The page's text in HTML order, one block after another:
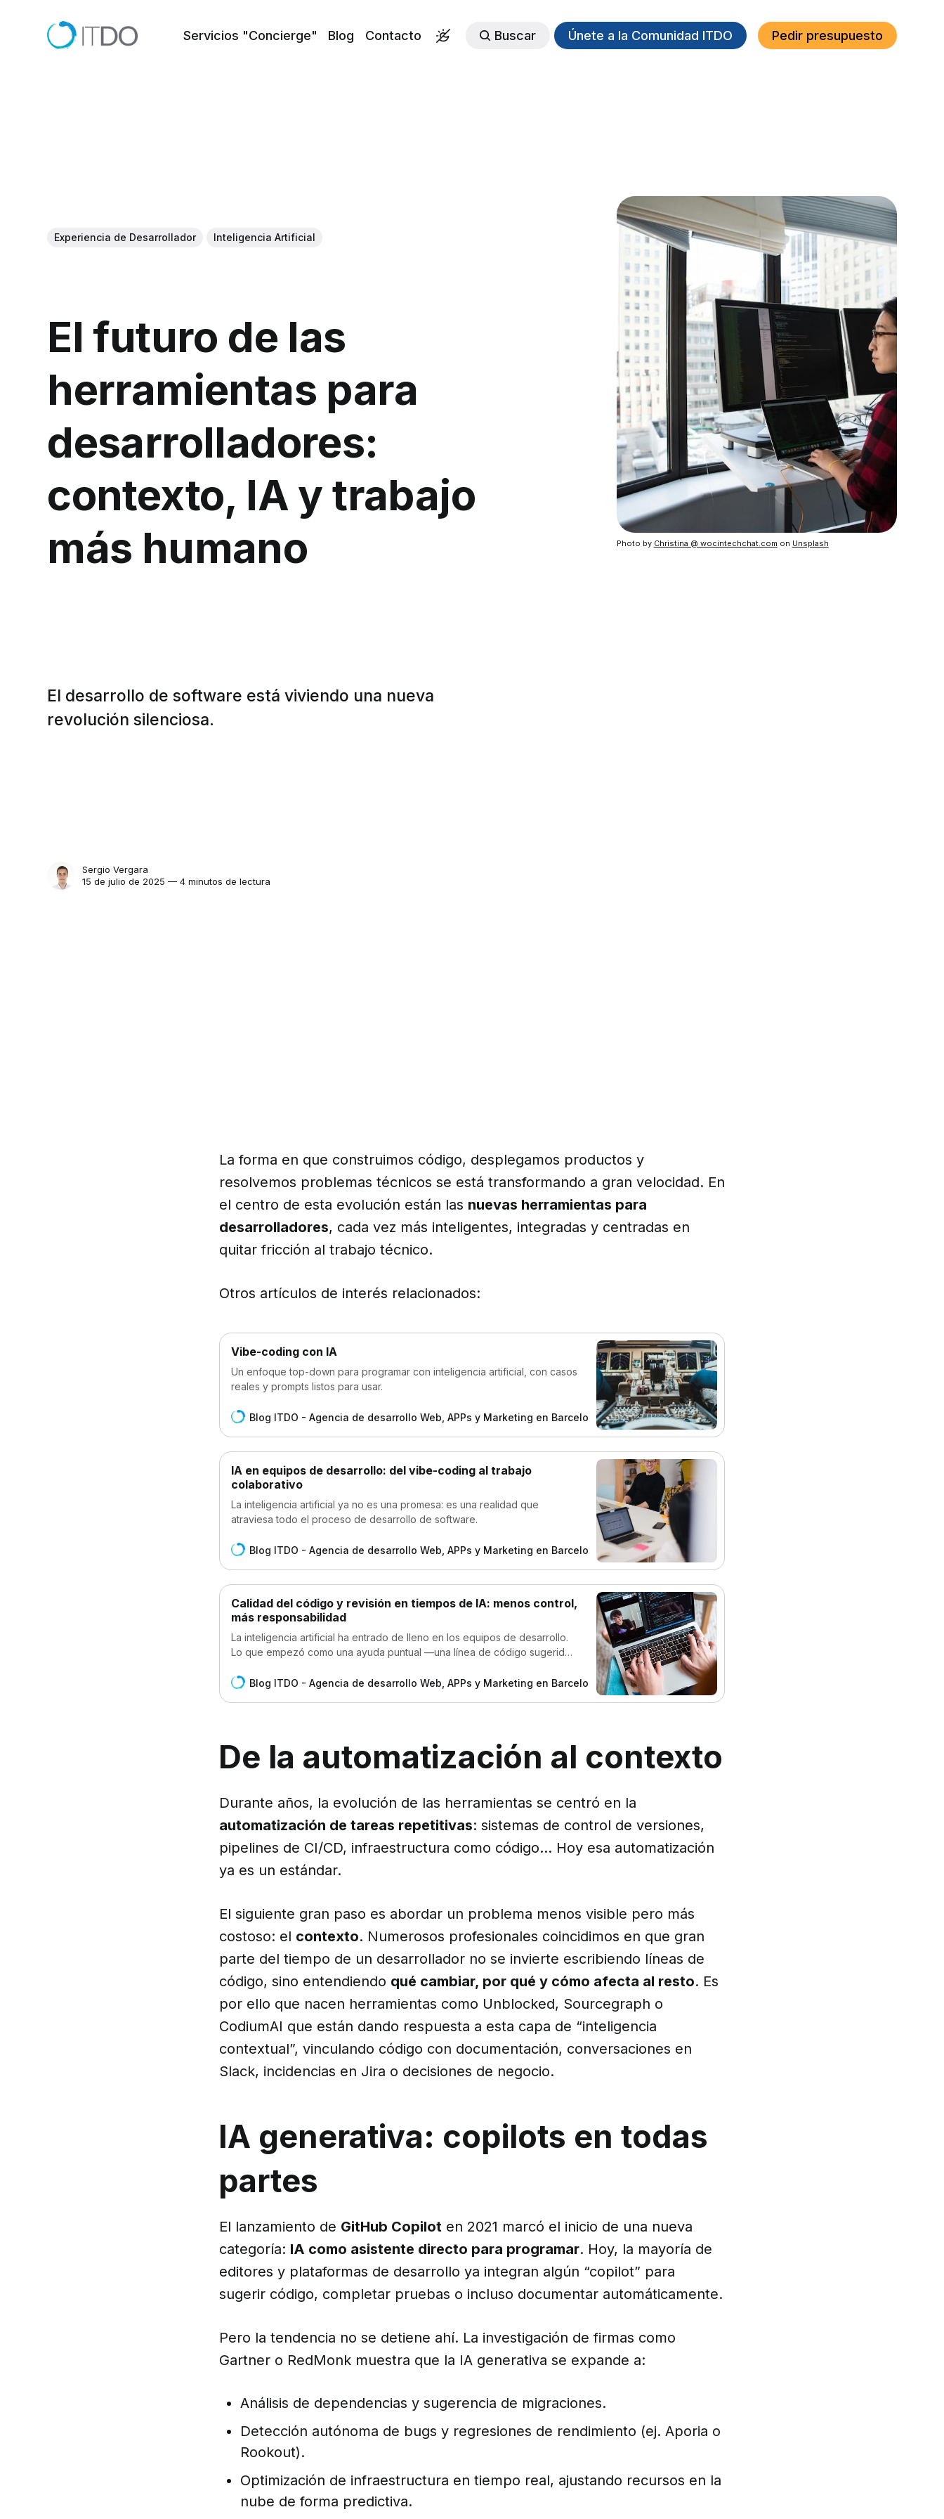
Servicios "Concierge" Blog Contacto Buscar Únete a la Comunidad ITDO Pedir presupuesto
Experiencia de Desarrollador Inteligencia Artificial
El futuro de las
herramientas para
desarrolladores:
contexto, IA y trabajo
más humano
El desarrollo de software está viviendo una nueva
revolución silenciosa.
Sergio Vergara
15 de julio de 2025 — 4 minutos de lectura
Photo by Christina @ wocintechchat.com on Unsplash
La forma en que construimos código, desplegamos productos y
resolvemos problemas técnicos se está transformando a gran velocidad. En
el centro de esta evolución están las nuevas herramientas para
desarrolladores, cada vez más inteligentes, integradas y centradas en
quitar fricción al trabajo técnico.
Otros artículos de interés relacionados:
Vibe-coding con IA
Un enfoque top-down para programar con inteligencia artificial, con casos
reales y prompts listos para usar.
Blog ITDO - Agencia de desarrollo Web, APPs y Marketing en Barcelona Sergio Vergara
IA en equipos de desarrollo: del vibe-coding al trabajo
colaborativo
La inteligencia artificial ya no es una promesa: es una realidad que
atraviesa todo el proceso de desarrollo de software.
Blog ITDO - Agencia de desarrollo Web, APPs y Marketing en Barcelona Sergio Vergara
Calidad del código y revisión en tiempos de IA: menos control,
más responsabilidad
La inteligencia artificial ha entrado de lleno en los equipos de desarrollo.
Lo que empezó como una ayuda puntual —una línea de código sugerida,
Blog ITDO - Agencia de desarrollo Web, APPs y Marketing en Barcelona
Sergio Vergara
De la automatización al contexto
Durante años, la evolución de las herramientas se centró en la
automatización de tareas repetitivas: sistemas de control de versiones,
pipelines de CI/CD, infraestructura como código… Hoy esa automatización
ya es un estándar.
El siguiente gran paso es abordar un problema menos visible pero más
costoso: el contexto. Numerosos profesionales coincidimos en que gran
parte del tiempo de un desarrollador no se invierte escribiendo líneas de
código, sino entendiendo qué cambiar, por qué y cómo afecta al resto. Es
por ello que nacen herramientas como Unblocked, Sourcegraph o
CodiumAI que están dando respuesta a esta capa de “inteligencia
contextual”, vinculando código con documentación, conversaciones en
Slack, incidencias en Jira o decisiones de negocio.
IA generativa: copilots en todas
partes
El lanzamiento de GitHub Copilot en 2021 marcó el inicio de una nueva
categoría: IA como asistente directo para programar. Hoy, la mayoría de
editores y plataformas de desarrollo ya integran algún “copilot” para
sugerir código, completar pruebas o incluso documentar automáticamente.
Pero la tendencia no se detiene ahí. La investigación de firmas como
Gartner o RedMonk muestra que la IA generativa se expande a:
Análisis de dependencias y sugerencia de migraciones.
Detección autónoma de bugs y regresiones de rendimiento (ej. Aporia o
Rookout).
Optimización de infraestructura en tiempo real, ajustando recursos en la
nube de forma predictiva.